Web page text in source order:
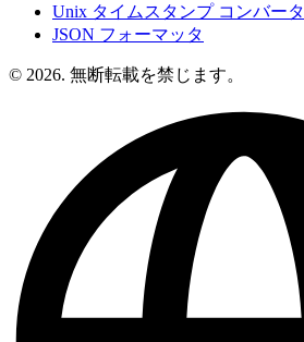
Unix タイムスタンプ コンバータ
JSON フォーマッタ
© 2026. 無断転載を禁じます。